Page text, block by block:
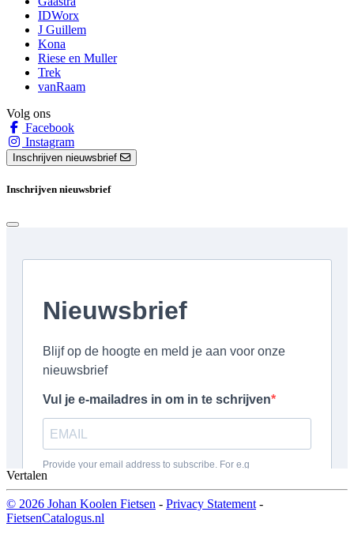
IDWorx
J Guillem
Kona
Riese en Muller
Trek
vanRaam
Volg ons
Facebook
Instagram
Inschrijven nieuwsbrief
Inschrijven nieuwsbrief
Vertalen
© 2026 Johan Koolen Fietsen - Privacy Statement -
FietsenCatalogus.nl